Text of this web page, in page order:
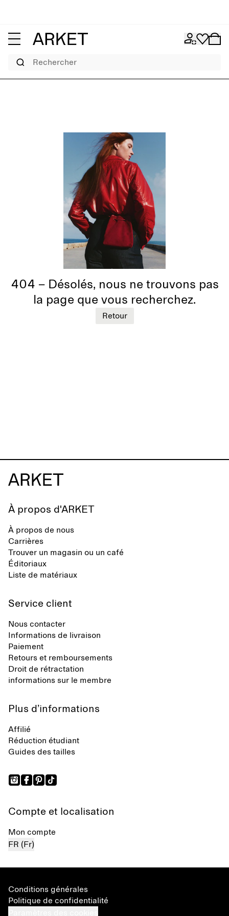
Rechercher
404 – Désolés, nous ne trouvons pas
la page que vous recherchez.
Retour
À propos d'ARKET
À propos de nous
Carrières
Trouver un magasin ou un café
Éditoriaux
Liste de matériaux
Service client
Nous contacter
Informations de livraison
Paiement
Retours et remboursements
Droit de rétractation
informations sur le membre
Plus d’informations
Affilié
Réduction étudiant
Guides des tailles
Compte et localisation
Mon compte
FR (Fr)
Conditions générales
Politique de confidentialité